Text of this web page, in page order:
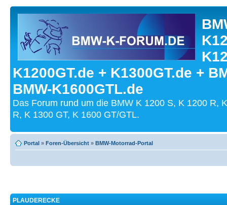
K1200GT.de + K1300GT.de +
BMW-K1600GTL.de
Das Forum rund um die BMW K 1200 S, K 1200 R,
R, K 1300 GT, K 1600 GT/GTL.
Portal » Foren-Übersicht » BMW-Motorrad-Portal
PLAUDERECKE